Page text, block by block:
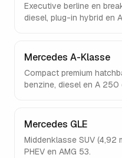
Executive berline en
diesel, plug-in hybrid en
Mercedes A-Klasse
Compact premium
benzine, diesel en A 250
Mercedes GLE
Middenklasse SUV
PHEV en AMG 53.